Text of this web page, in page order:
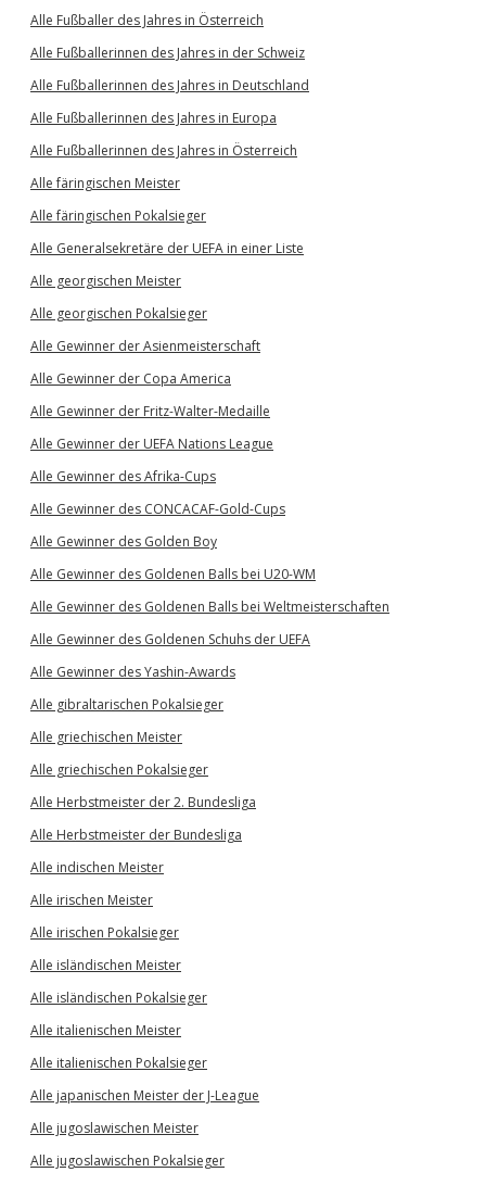
Alle Fußballer des Jahres in Österreich
Alle Fußballerinnen des Jahres in der Schweiz
Alle Fußballerinnen des Jahres in Deutschland
Alle Fußballerinnen des Jahres in Europa
Alle Fußballerinnen des Jahres in Österreich
Alle färingischen Meister
Alle färingischen Pokalsieger
Alle Generalsekretäre der UEFA in einer Liste
Alle georgischen Meister
Alle georgischen Pokalsieger
Alle Gewinner der Asienmeisterschaft
Alle Gewinner der Copa America
Alle Gewinner der Fritz-Walter-Medaille
Alle Gewinner der UEFA Nations League
Alle Gewinner des Afrika-Cups
Alle Gewinner des CONCACAF-Gold-Cups
Alle Gewinner des Golden Boy
Alle Gewinner des Goldenen Balls bei U20-WM
Alle Gewinner des Goldenen Balls bei Weltmeisterschaften
Alle Gewinner des Goldenen Schuhs der UEFA
Alle Gewinner des Yashin-Awards
Alle gibraltarischen Pokalsieger
Alle griechischen Meister
Alle griechischen Pokalsieger
Alle Herbstmeister der 2. Bundesliga
Alle Herbstmeister der Bundesliga
Alle indischen Meister
Alle irischen Meister
Alle irischen Pokalsieger
Alle isländischen Meister
Alle isländischen Pokalsieger
Alle italienischen Meister
Alle italienischen Pokalsieger
Alle japanischen Meister der J-League
Alle jugoslawischen Meister
Alle jugoslawischen Pokalsieger